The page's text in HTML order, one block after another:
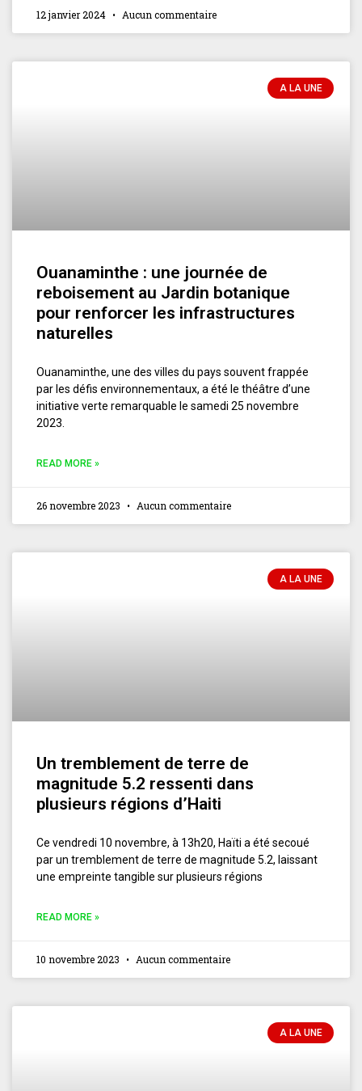
12 janvier 2024 Aucun commentaire
A LA UNE
Ouanaminthe : une journée de
reboisement au Jardin botanique
pour renforcer les infrastructures
naturelles
Ouanaminthe, une des villes du pays souvent frappée
par les défis environnementaux, a été le théâtre d’une
initiative verte remarquable le samedi 25 novembre
2023.
READ MORE »
26 novembre 2023 Aucun commentaire
A LA UNE
Un tremblement de terre de
magnitude 5.2 ressenti dans
plusieurs régions d’Haiti
Ce vendredi 10 novembre, à 13h20, Haïti a été secoué
par un tremblement de terre de magnitude 5.2, laissant
une empreinte tangible sur plusieurs régions
READ MORE »
10 novembre 2023 Aucun commentaire
A LA UNE